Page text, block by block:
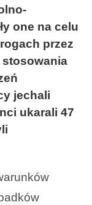
one na celu
przez
jechali
ukarali 47